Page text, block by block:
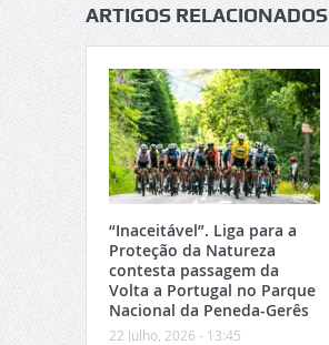
ARTIGOS RELACIONADOS
“Inaceitável”. Liga para a
Proteção da Natureza
contesta passagem da
Volta a Portugal no Parque
Nacional da Peneda-Gerês
22 Julho, 2026 - 13:45